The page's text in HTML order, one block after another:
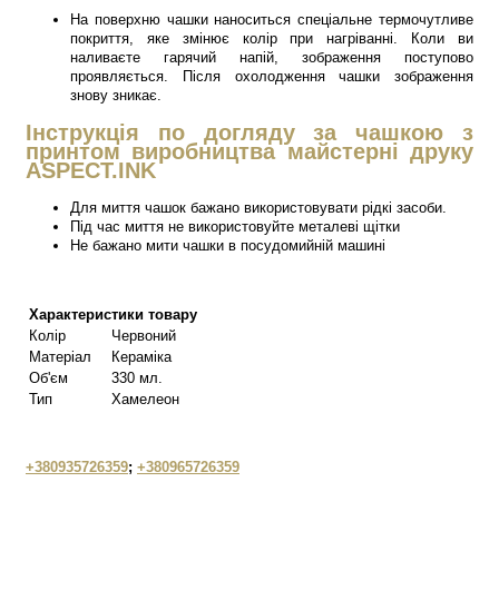
На поверхню чашки наноситься спеціальне термочутливе
покриття, яке змінює колір при нагріванні. Коли ви
наливаєте гарячий напій, зображення поступово
проявляється. Після охолодження чашки зображення
знову зникає.
Інструкція по догляду за чашкою з
принтом виробництва майстерні друку
ASPECT.INK
Для миття чашок бажано використовувати рідкі засоби.
Під час миття не використовуйте металеві щітки
Не бажано мити чашки в посудомийній машині
Характеристики товару
Колір
Червоний
Матеріал
Кераміка
Об'єм
330 мл.
Тип
Хамелеон
+380935726359; +380965726359